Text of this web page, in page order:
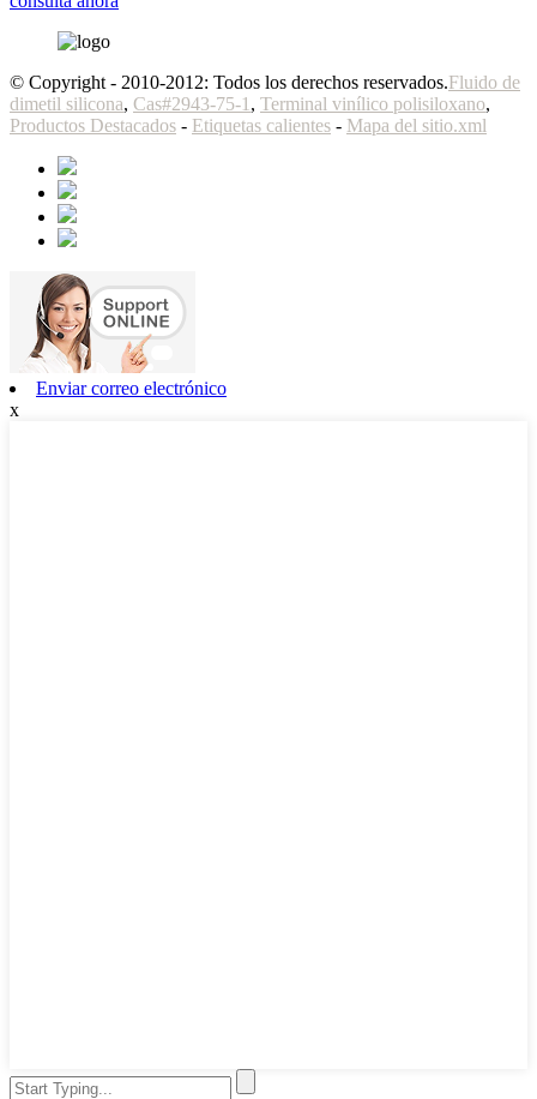
© Copyright - 2010-2012: Todos los derechos reservados.Fluido de
dimetil silicona, Cas#2943-75-1 , Terminal vinílico polisiloxano,
Productos Destacados - Etiquetas calientes - Mapa del sitio.xml
Enviar correo electrónico
x